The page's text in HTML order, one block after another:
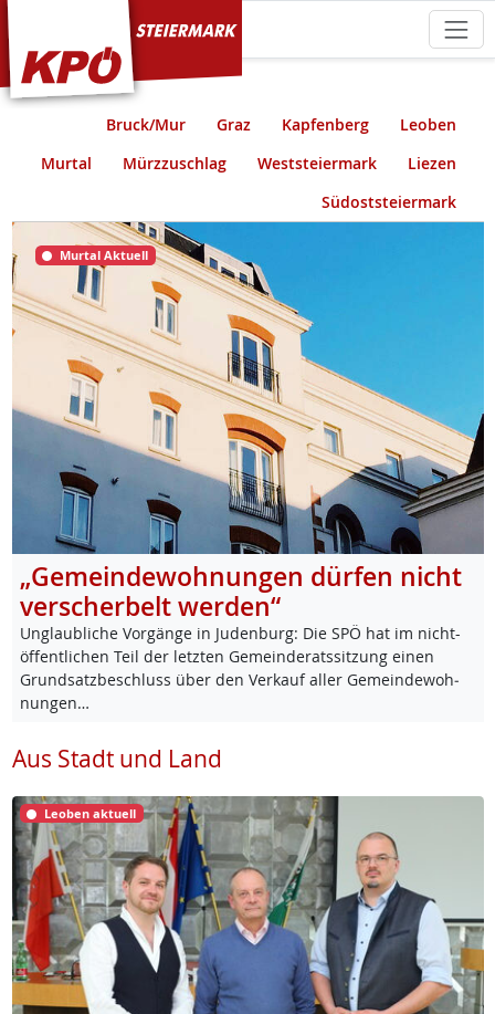
KPÖ Steiermark
Bruck/Mur Graz Kapfenberg
Leoben
Murtal
Mürzzuschlag Weststeiermark
Liezen
Südoststeiermark
Murtal Aktuell
„Gemeindewohnungen dürfen nicht
verscherbelt werden“
Un­glaub­li­che Vor­gän­ge in Ju­den­burg: Die SPÖ hat im nicht-
öf­f­ent­li­chen Teil der letz­ten Ge­mein­de­rats­sit­zung ei­nen
Grund­satz­be­schluss über den Ver­kauf al­ler Ge­mein­de­woh­
nun­gen…
Aus Stadt und Land
Leoben aktuell